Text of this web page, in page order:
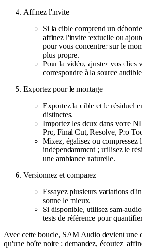
Affinez l'invite
Si la cible comprend un
affinez l'invite textuelle ou
pour vous concentrer sur le
plus propre.
Pour la vidéo, ajustez vos clics
correspondre à la source
Exportez pour le montage
Exportez la cible et le résiduel
distinctes.
Importez les deux dans votre
Pro, Final Cut, Resolve, Pro
Mixez, égalisez ou compressez
indépendamment ; utilisez le
une ambiance naturelle.
Versionnez et comparez
Essayez plusieurs variations
sonne le mieux.
Si disponible, utilisez sam-
tests de référence pour
Avec cette boucle, SAM Audio devient une
qu'une boîte noire : demandez, écoutez,